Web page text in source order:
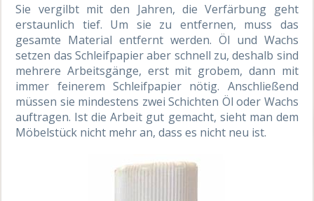
Sie vergilbt mit den Jahren, die Verfärbung geht
erstaunlich tief. Um sie zu entfernen, muss das
gesamte Material entfernt werden. Öl und Wachs
setzen das Schleifpapier aber schnell zu, deshalb sind
mehrere Arbeitsgänge, erst mit grobem, dann mit
immer feinerem Schleifpapier nötig. Anschließend
müssen sie mindestens zwei Schichten Öl oder Wachs
auftragen. Ist die Arbeit gut gemacht, sieht man dem
Möbelstück nicht mehr an, dass es nicht neu ist.